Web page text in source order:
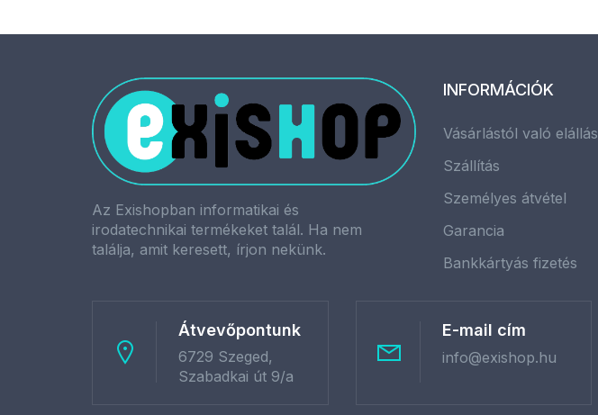
Az Exishopban informatikai és
irodatechnikai termékeket talál. Ha nem
találja, amit keresett, írjon nekünk.
INFORMÁCIÓK
Vásárlástól való elállás
Szállítás
Személyes átvétel
Garancia
Bankkártyás fizetés
Átvevőpontunk
6729 Szeged,
Szabadkai út 9/a
E-mail cím
info@exishop.hu